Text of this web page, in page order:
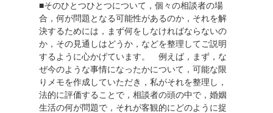
■そのひとつひとつについて，個々の相談者の場
合，何が問題となる可能性があるのか，それを解
決するためには，まず何をしなければならないの
か，その見通しはどうか，などを整理してご説明
するように心かげています。 例えば，まず，な
ぜ今のような事情になったかについて，可能な限
りメモを作成していただき，私がそれを整理し，
法的に評価することで，相談者の頭の中で，婚姻
生活の何が問題で，それが客観的にどのように捉